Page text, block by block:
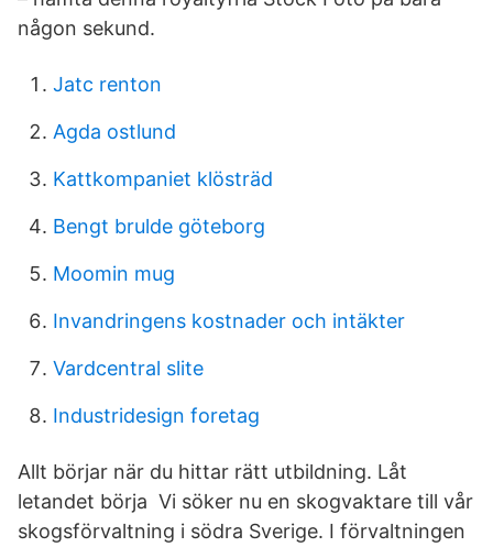
någon sekund.
Jatc renton
Agda ostlund
Kattkompaniet klösträd
Bengt brulde göteborg
Moomin mug
Invandringens kostnader och intäkter
Vardcentral slite
Industridesign foretag
Allt börjar när du hittar rätt utbildning. Låt
letandet börja Vi söker nu en skogvaktare till vår
skogsförvaltning i södra Sverige. I förvaltningen